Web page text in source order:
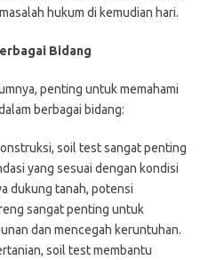
hukum di kemudian hari.
Bidang
penting untuk memahami
berbagai bidang:
soil test sangat penting
yang sesuai dengan kondisi
dukung tanah, potensi
sangat penting untuk
dan mencegah keruntuhan.
soil test membantu